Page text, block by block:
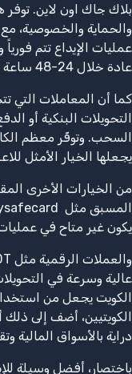
بلاك جاك اون لاين.
والحماية والخصوصية،
عمليات الإيداع تتم
عادة خلال 24-48 ساعة كحد أقصى.
كما أن المعاملات التي
التحويلات البنكية أو
السحب. وتوفّر معظم
يجعلها الخيار الأمثل
من الخيارات الأخرى
يكون غير متاح في
عالية وسرعة في
الكويت يجعل من
الكويتيين، أضف إلى ذلك
دراية بالأسواق المالية
باختصار، أفضل وسيلة